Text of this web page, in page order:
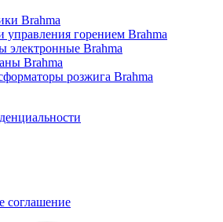
Brahma
управления горением Brahma
электронные Brahma
Brahma
розжига Brahma
соглашение